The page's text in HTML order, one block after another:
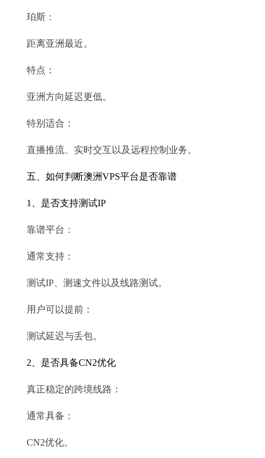
珀斯：
距离亚洲最近。
特点：
亚洲方向延迟更低。
特别适合：
直播推流、实时交互以及远程控制业务。
五、如何判断澳洲VPS平台是否靠谱
1、是否支持测试IP
靠谱平台：
通常支持：
测试IP、测速文件以及线路测试。
用户可以提前：
测试延迟与丢包。
2、是否具备CN2优化
真正稳定的跨境线路：
通常具备：
CN2优化。